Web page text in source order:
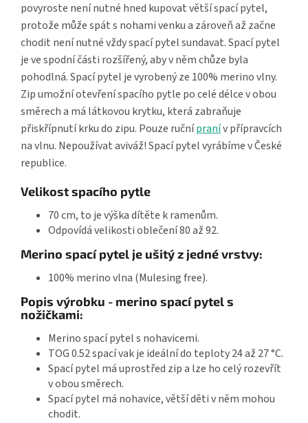
povyroste není nutné hned kupovat větší spací pytel,
protože může spát s nohami venku a zároveň až začne
chodit není nutné vždy spací pytel sundavat. Spací pytel
je ve spodní části rozšířený, aby v něm chůze byla
pohodlná. Spací pytel je vyrobený ze 100% merino vlny.
Zip umožní otevření spacího pytle po celé délce v obou
směrech a má látkovou krytku, která zabraňuje
přiskřípnutí krku do zipu. Pouze ručnípranív přípravcích
na vlnu. Nepoužívat aviváž! Spací pytel vyrábíme v České
republice.
Velikost spacího pytle
70 cm, to je výška dítěte k ramenům.
Odpovídá velikosti oblečení 80 až 92.
Merino spací pytel je ušitý z jedné vrstvy:
100% merino vlna (Mulesing free).
Popis výrobku - merino spací pytel s
nožičkami:
Merino spací pytel s nohavicemi.
TOG 0.52 spací vak je ideální do teploty 24 až 27 °C.
Spací pytel má uprostřed zip a lze ho celý rozevřít
v obou směrech.
Spací pytel má nohavice, větší děti v něm mohou
chodit.